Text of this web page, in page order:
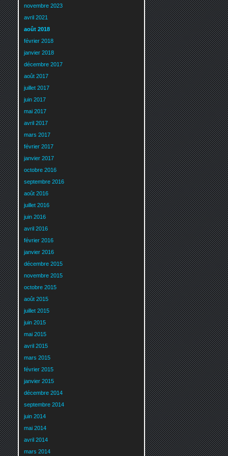
novembre 2023
avril 2021
août 2018
février 2018
janvier 2018
décembre 2017
août 2017
juillet 2017
juin 2017
mai 2017
avril 2017
mars 2017
février 2017
janvier 2017
octobre 2016
septembre 2016
août 2016
juillet 2016
juin 2016
avril 2016
février 2016
janvier 2016
décembre 2015
novembre 2015
octobre 2015
août 2015
juillet 2015
juin 2015
mai 2015
avril 2015
mars 2015
février 2015
janvier 2015
décembre 2014
septembre 2014
juin 2014
mai 2014
avril 2014
mars 2014